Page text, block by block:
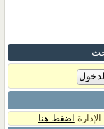
اضغط هنا